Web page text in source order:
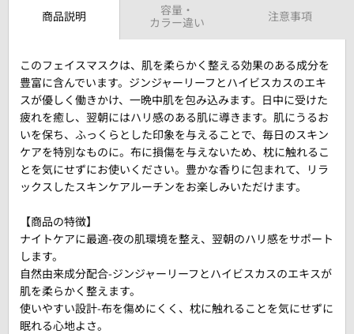
商品説明
容量・
カラー違い
注意事項
このフェイスマスクは、肌を柔らかく整える効果のある成分を
豊富に含んでいます。ジンジャーリーフとハイビスカスのエキ
スが優しく働きかけ、一晩中肌を包み込みます。日中に受けた
疲れを癒し、翌朝にはハリ感のある肌に導きます。肌にうるお
いを保ち、ふっくらとした印象を与えることで、毎日のスキン
ケアを特別なものに。布に損傷を与えないため、枕に触れるこ
とを気にせずにお使いください。豊かな香りに包まれて、リラ
ックスしたスキンケアルーチンをお楽しみいただけます。
【商品の特徴】
ナイトケアに最適-夜の肌環境を整え、翌朝のハリ感をサポート
します。
自然由来成分配合-ジンジャーリーフとハイビスカスのエキスが
肌を柔らかく整えます。
使いやすい設計-布を傷めにくく、枕に触れることを気にせずに
眠れる心地よさ。